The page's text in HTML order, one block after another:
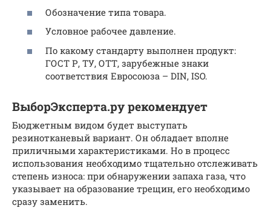
Обозначение типа товара.
Условное рабочее давление.
По какому стандарту выполнен продукт:
ГОСТ Р, ТУ, ОТТ, зарубежные знаки
соответствия Евросоюза – DIN, ISO.
ВыборЭксперта.ру рекомендует
Бюджетным видом будет выступать
резинотканевый вариант. Он обладает вполне
приличными характеристиками. Но в процесс
использования необходимо тщательно отслеживать
степень износа: при обнаружении запаха газа, что
указывает на образование трещин, его необходимо
сразу заменить.